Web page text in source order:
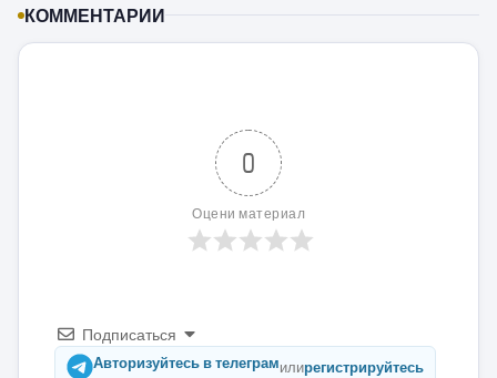
КОММЕНТАРИИ
0
Оцени материал
Подписаться
Авторизуйтесь в телеграмилирегистрируйтесь